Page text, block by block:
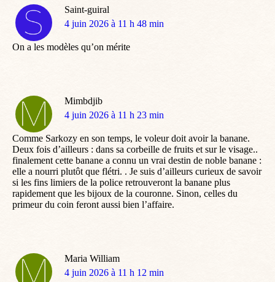
Saint-guiral
dit
4 juin 2026 à 11 h 48 min
On a les modèles qu’on mérite
Mimbdjib
dit
4 juin 2026 à 11 h 23 min
Comme Sarkozy en son temps, le voleur doit avoir la banane.
Deux fois d’ailleurs : dans sa corbeille de fruits et sur le visage..
finalement cette banane a connu un vrai destin de noble banane :
elle a nourri plutôt que flétri. . Je suis d’ailleurs curieux de savoir
si les fins limiers de la police retrouveront la banane plus
rapidement que les bijoux de la couronne. Sinon, celles du
primeur du coin feront aussi bien l’affaire.
Maria William
dit
4 juin 2026 à 11 h 12 min